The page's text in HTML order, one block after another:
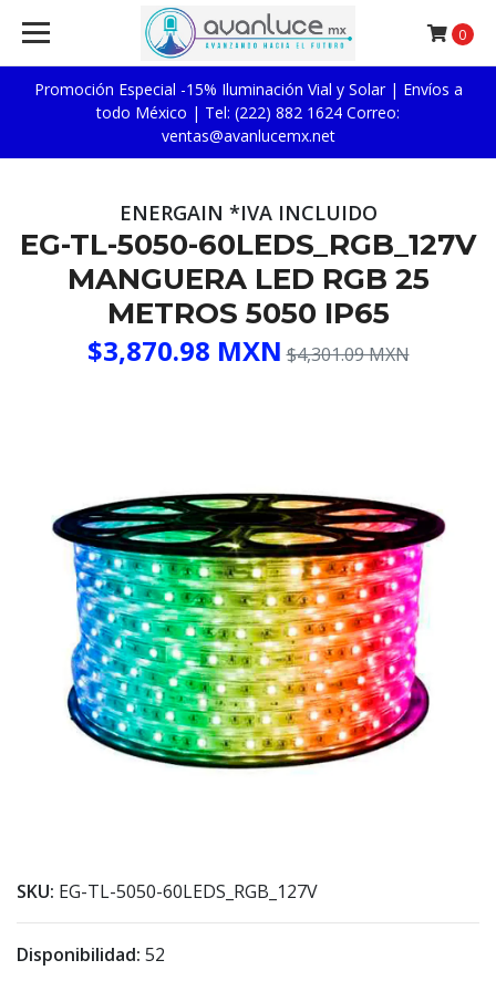
Promoción Especial -15% Iluminación Vial y Solar | Envíos a
todo México | Tel: (222) 882 1624 Correo:
ventas@avanlucemx.net
0
ENERGAIN *IVA INCLUIDO
EG-TL-5050-60LEDS_RGB_127V
MANGUERA LED RGB 25
METROS 5050 IP65
$3,870.98 MXN $4,301.09 MXN
SKU: EG-TL-5050-60LEDS_RGB_127V
Disponibilidad: 52